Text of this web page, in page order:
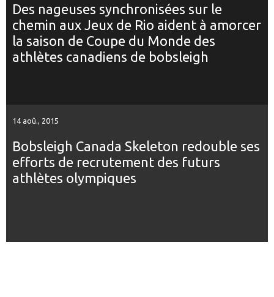
Des nageuses synchronisées sur le
chemin aux Jeux de Rio aident à amorcer
la saison de Coupe du Monde des
athlètes canadiens de bobsleigh
14 aoû., 2015
Bobsleigh Canada Skeleton redouble ses
efforts de recrutement des futurs
athlètes olympiques